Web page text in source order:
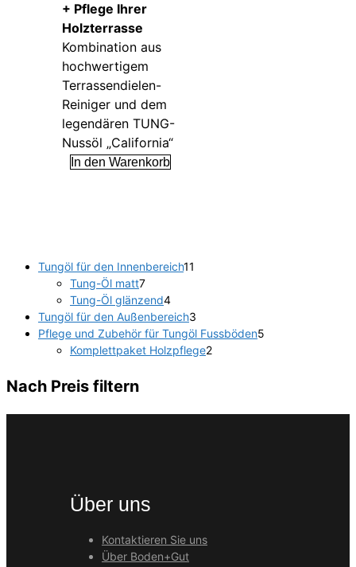
+ Pflege Ihrer
Holzterrasse
Kombination aus
hochwertigem
Terrassendielen-
Reiniger und dem
legendären TUNG-
Nussöl „California“
In den Warenkorb
Tungöl für den Innenbereich11
Tung-Öl matt77
Produkte
Tung-Öl glänzend44
Produkte
Tungöl für den Außenbereich3
Produkte
Pflege und Zubehör für Tungöl Fussböden5
Komplettpaket Holzpflege22
Nach Preis filtern
Über uns
Kontaktieren Sie uns
Über Boden+Gut